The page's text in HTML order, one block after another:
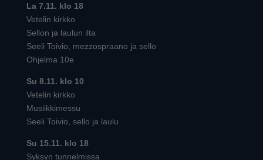
La 7.11. klo 18
Vetelin kirkko
Sellon ja laulun ilta
Seeli Toivio, mezzospraano ja sello
Ohjelma 10e
Su 8.11. klo 10
Vetelin kirkko
Musiikkimessu
Seeli Toivio, sello ja laulu
Su 15.11. klo 18
Syksyn tunnelmissa